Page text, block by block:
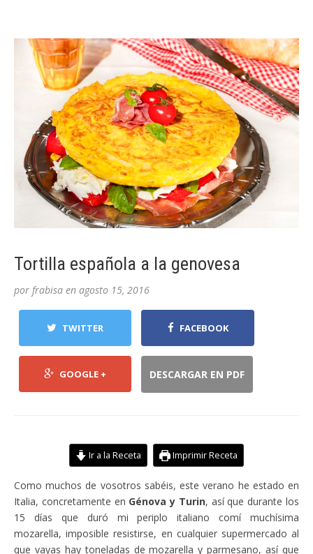
Tortilla española a la genovesa
por frabisa en agosto 15, 2016
TWITTER FACEBOOK
GOOGLE + DESCARGAR EN PDF
Ir a la Receta Imprimir Receta
Como muchos de vosotros sabéis, este verano he estado en
Italia, concretamente en Génova y Turin, así que durante los
15 días que duró mi periplo italiano comí muchísima
mozarella, imposible resistirse, en cualquier supermercado al
que vayas hay toneladas de mozarella y parmesano, así que